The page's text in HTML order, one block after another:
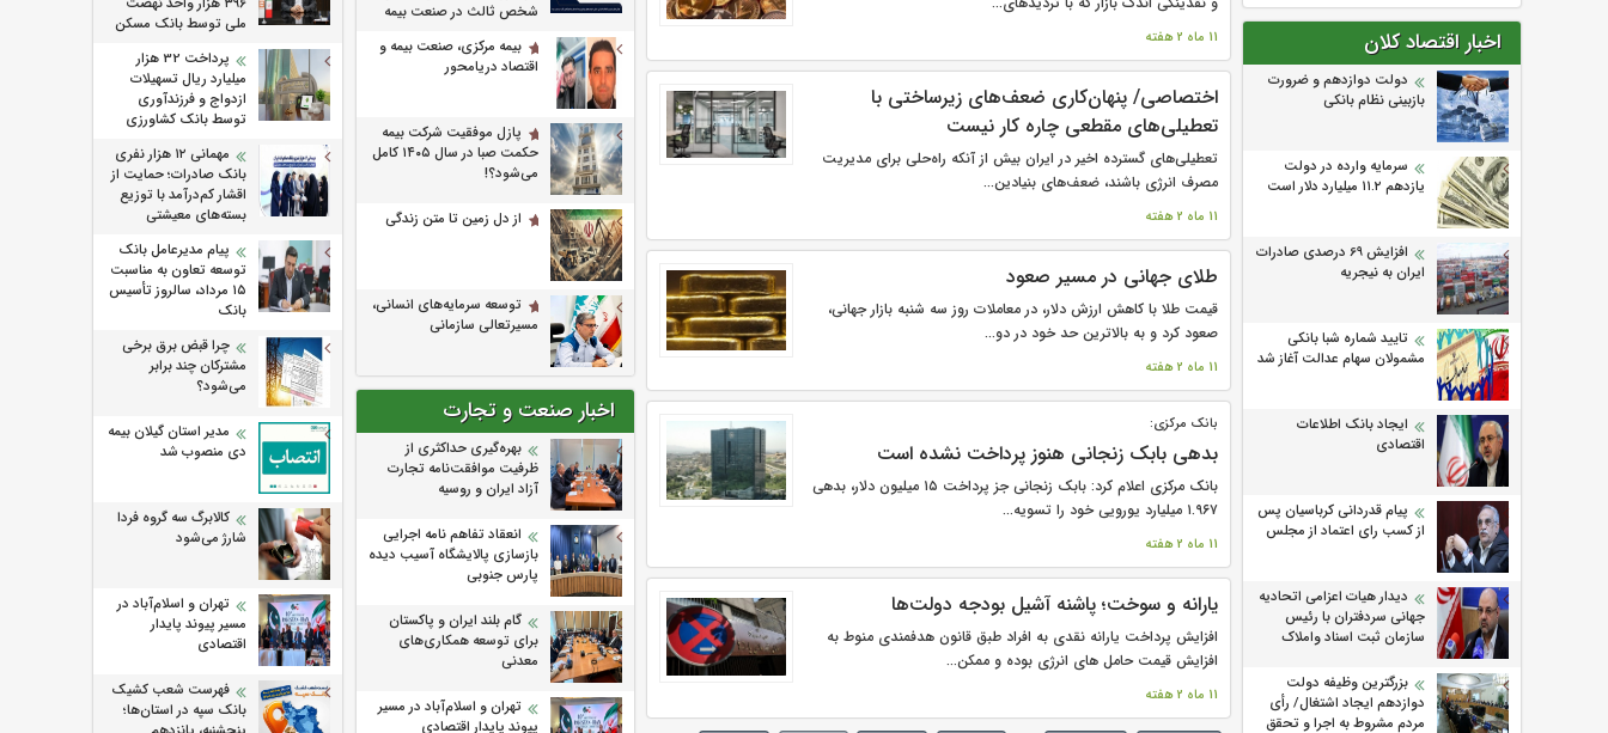
اخبار اقتصاد کلان
دولت دوازدهم و ضرورت
بازبینی نظام بانکی
سرمایه وارده در دولت
یازدهم ۱۱.۲ میلیارد دلار است
افزایش 69 درصدی صادرات
ایران به نیجریه
تایید شماره شبا بانکی
مشمولان سهام عدالت آغاز شد
ایجاد بانک اطلاعات
اقتصادی
پیام قدردانی کرباسیان پس
از کسب رای اعتماد از مجلس
دیدار هیات اعزامی اتحادیه
جهانی سردفتران با رئیس
سازمان ثبت اسناد واملاک
بزرگترین وظیفه دولت
دوازدهم ایجاد اشتغال/ رأی
مردم مشروط به اجرا و تحقق
11 ماه 2 هفته
اختصاصی/ پنهان‌کاری ضعف‌های زیرساختی با
تعطیلی‌های مقطعی چاره کار نیست
تعطیلی‌های گسترده اخیر در ایران بیش از آنکه راه‌حلی برای مدیریت
مصرف انرژی باشند، ضعف‌های بنیادین...
11 ماه 2 هفته
طلای جهانی در مسیر صعود
قیمت طلا با کاهش ارزش دلار، در معاملات روز سه شنبه بازار جهانی،
صعود کرد و به بالاترین حد خود در دو...
11 ماه 2 هفته
بانک مرکزی:
بدهی بابک زنجانی هنوز پرداخت نشده است
بانک مرکزی اعلام کرد: بابک زنجانی جز پرداخت ۱۵ میلیون دلار، بدهی
۱.۹۶۷ میلیارد یورویی خود را تسویه...
11 ماه 2 هفته
یارانه و سوخت؛ پاشنه آشیل بودجه دولت‌ها
افزایش پرداخت یارانه نقدی به افراد طبق قانون هدفمندی منوط به
افزایش قیمت حامل های انرژی بوده و ممکن...
11 ماه 2 هفته
شخص ثالث در صنعت بیمه
بیمه مرکزی، صنعت بیمه و
اقتصاد دریامحور
پازل موفقیت شرکت بیمه
حکمت صبا در سال ۱۴۰۵ کامل
می‌شود؟!
از دل زمین تا متن زندگی
توسعه سرمایه‌های انسانی،
مسیرتعالی سازمانی
اخبار صنعت و تجارت
بهره‌گیری حداکثری از
ظرفیت موافقت‌نامه تجارت
آزاد ایران و روسیه
انعقاد تفاهم نامه اجرایی
بازسازی پالایشگاه آسیب دیده
پارس جنوبی
گام بلند ایران و پاکستان
برای توسعه همکاری‌های
معدنی
تهران و اسلام‌آباد در مسیر
پیوند پایدار اقتصادی
ملی توسط بانک مسکن
پرداخت 32 هزار
میلیارد ریال تسهیلات
ازدواج و فرزندآوری
توسط بانک کشاورزی
مهمانی ۱۲ هزار نفری
بانک صادرات؛ حمایت از
اقشار کم‌درآمد با توزیع
بسته‌های معیشتی
پیام مدیرعامل بانک
توسعه تعاون به مناسبت
۱۵ مرداد، سالروز تأسیس
بانک
چرا قبض برق برخی
مشترکان چند برابر
می‌شود؟
مدیر استان گیلان بیمه
دی منصوب شد
کالابرگ سه گروه فردا
شارژ می‌شود
تهران و اسلام‌آباد در
مسیر پیوند پایدار
اقتصادی
فهرست شعب کشیک
بانک سپه در استان‌ها؛